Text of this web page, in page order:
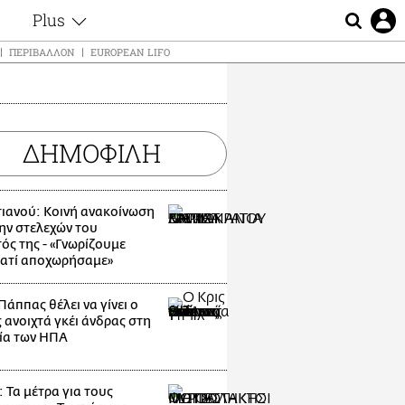
Plus
Θέματα
Ζώδια
Εξομολογήσεις
Blogs
Οι Αθηναίοι
Απώλειες
Lgbtqi+
Επιλογές
ΠΕΡΙΒΆΛΛΟΝ EUROPEAN LIFO
ΔΗΜΟΦΙΛΗ
Κοινή ανακοίνωση
στελεχών του
της - «Γνωρίζουμε
αποχωρήσαμε»
θέλει να γίνει ο
γκέι άνδρας στη
των ΗΠΑ
Τα μέτρα για τους